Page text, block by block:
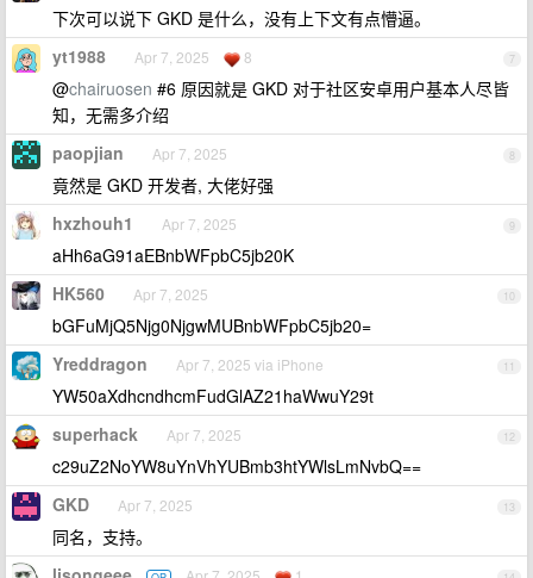
下次可以说下 GKD 是什么，没有上下文有点懵逼。
7
yt1988 Apr 7, 2025 8
@chairuosen #6 原因就是 GKD 对于社区安卓用户基本人尽皆
知，无需多介绍
8
paopjian Apr 7, 2025
竟然是 GKD 开发者, 大佬好强
9
hxzhouh1 Apr 7, 2025
aHh6aG91aEBnbWFpbC5jb20K
10
HK560 Apr 7, 2025
bGFuMjQ5Njg0NjgwMUBnbWFpbC5jb20=
11
Yreddragon Apr 7, 2025 via iPhone
YW50aXdhcndhcmFudGlAZ21haWwuY29t
12
superhack Apr 7, 2025
c29uZ2NoYW8uYnVhYUBmb3htYWlsLmNvbQ==
13
GKD Apr 7, 2025
同名，支持。